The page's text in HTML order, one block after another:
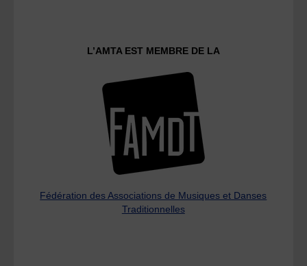
L’AMTA EST MEMBRE DE LA
Fédération des Associations de Musiques et Danses
Traditionnelles